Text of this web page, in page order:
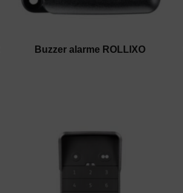
Buzzer alarme ROLLIXO